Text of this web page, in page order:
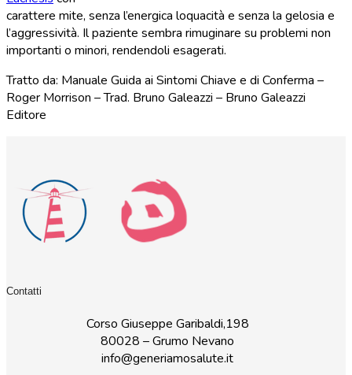
carattere mite, senza l’energica loquacità e senza la gelosia e
l’aggressività. Il paziente sembra rimuginare su problemi non
importanti o minori, rendendoli esagerati.
Tratto da: Manuale Guida ai Sintomi Chiave e di Conferma –
Roger Morrison – Trad. Bruno Galeazzi – Bruno Galeazzi
Editore
Contatti
Corso Giuseppe Garibaldi,198
80028 – Grumo Nevano
info@generiamosalute.it